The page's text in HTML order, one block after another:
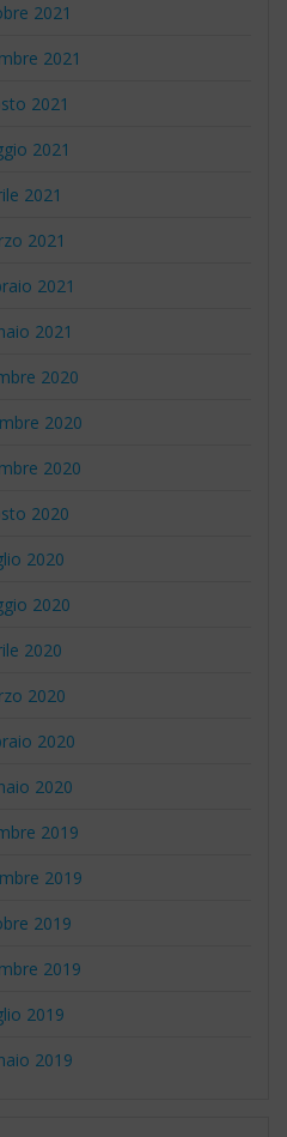
2021
2021
2021
2021
2021
2021
2021
2021
2020
2020
2020
2020
2020
2020
2020
2020
2020
2020
2019
2019
2019
2019
2019
2019